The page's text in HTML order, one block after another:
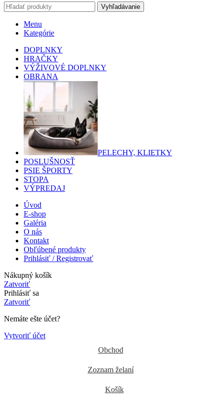
Vyhľadávanie
Menu
Kategórie
DOPLNKY
HRAČKY
VÝŽIVOVÉ DOPLNKY
OBRANA
PELECHY, KLIETKY
POSLUŠNOSŤ
PSIE ŠPORTY
STOPA
VÝPREDAJ
Úvod
E-shop
Galéria
O nás
Kontakt
Obľúbené produkty
Prihlásiť / Registrovať
Nákupný košík
Zatvoriť
Prihlásiť sa
Zatvoriť
Nemáte ešte účet?
Vytvoriť účet
Obchod
Zoznam želaní
Košík